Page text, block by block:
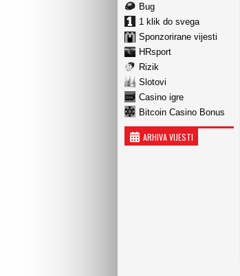
Bug
1 klik do svega
Sponzorirane vijesti
HRsport
Rizik
Slotovi
Casino igre
Bitcoin Casino Bonus
ARHIVA VIJESTI